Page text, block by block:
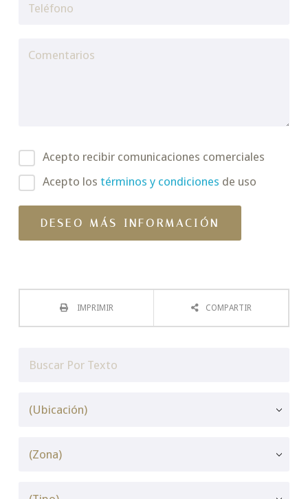
Acepto recibir comunicaciones comerciales
Acepto los términos y condiciones de uso
IMPRIMIR COMPARTIR